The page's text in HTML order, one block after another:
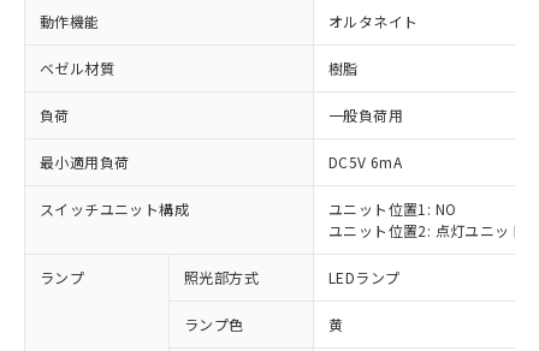
動作機能 オルタネイト
ベゼル材質 樹脂
負荷 一般負荷用
最小適用負荷 DC5V 6mA
スイッチユニット構成
ユニット位置1: NO
ユニット位置2: 点灯ユニット
ランプ 照光部方式 LEDランプ
ランプ色 黄
非含有に対応した製品が提供可能な商品で